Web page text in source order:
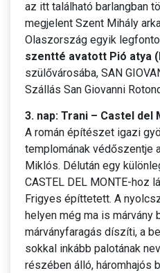
az itt található barlangban
megjelent Szent Mihály
Olaszország egyik
szentté avatott Pió atya
szülővárosába, SAN
Szállás San Giovanni
3. nap: Trani – Castel del
A román építészet igazi
templomának védőszentje
Miklós. Délután egy
CASTEL DEL MONTE-hoz
Frigyes építtetett. A
helyen még ma is márvány
márványfaragás díszíti, a
sokkal inkább palotának
részében álló, háromhajós